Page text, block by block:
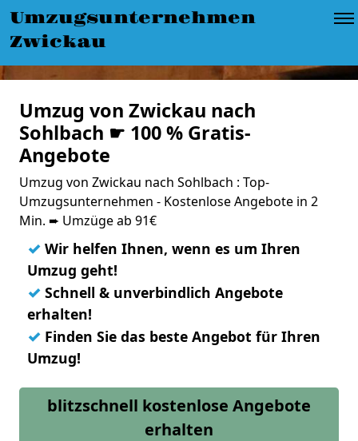
Umzugsunternehmen
Zwickau
Umzug von Zwickau nach
Sohlbach ☛ 100 % Gratis-
Angebote
Umzug von Zwickau nach Sohlbach : Top-
Umzugsunternehmen - Kostenlose Angebote in 2
Min. ➨ Umzüge ab 91€
✓ Wir helfen Ihnen, wenn es um Ihren
Umzug geht!
✓ Schnell & unverbindlich Angebote
erhalten!
✓ Finden Sie das beste Angebot für Ihren
Umzug!
blitzschnell kostenlose Angebote
erhalten